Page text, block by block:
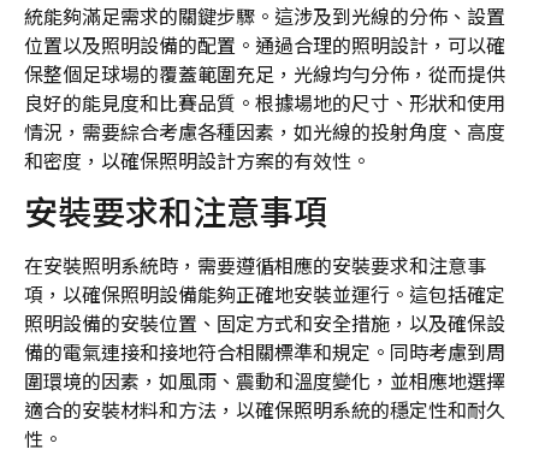
統能夠滿足需求的關鍵步驟。這涉及到光線的分佈、設置
位置以及照明設備的配置。通過合理的照明設計，可以確
保整個足球場的覆蓋範圍充足，光線均勻分佈，從而提供
良好的能見度和比賽品質。根據場地的尺寸、形狀和使用
情況，需要綜合考慮各種因素，如光線的投射角度、高度
和密度，以確保照明設計方案的有效性。
安裝要求和注意事項
在安裝照明系統時，需要遵循相應的安裝要求和注意事
項，以確保照明設備能夠正確地安裝並運行。這包括確定
照明設備的安裝位置、固定方式和安全措施，以及確保設
備的電氣連接和接地符合相關標準和規定。同時考慮到周
圍環境的因素，如風雨、震動和溫度變化，並相應地選擇
適合的安裝材料和方法，以確保照明系統的穩定性和耐久
性。